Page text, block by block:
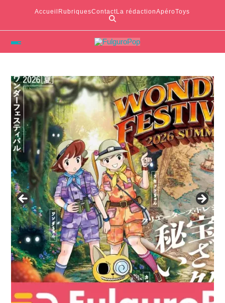
Accueil RubriquesContactLa rédactionApéroToys